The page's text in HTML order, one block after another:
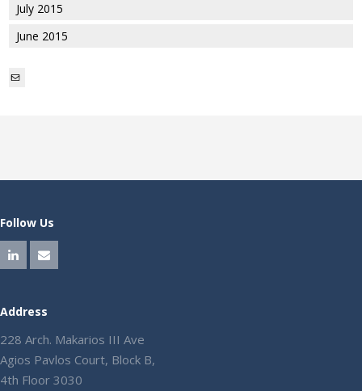
July 2015
June 2015
Mail
Follow Us
Address
228 Arch. Makarios III Ave
Agios Pavlos Court, Block B,
4th Floor 3030